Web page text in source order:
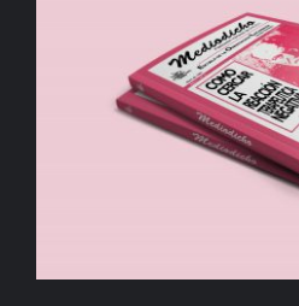
AÑADIR AL CARRITO